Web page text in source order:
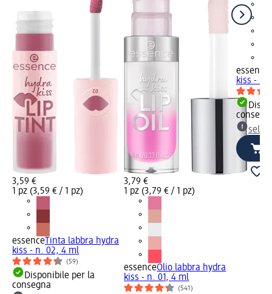
3,59 €
1 pz (3,59 € / 1 pz)
essence Tinta labbra hydra
kiss - n. 02, 4 ml
(59)
Disponibile per la
consegna
3,79 €
1 pz (3,79 € / 1 pz)
essenceOlio labbra hydra
kiss - n. 01, 4 ml
(541)
essence
kiss - n.